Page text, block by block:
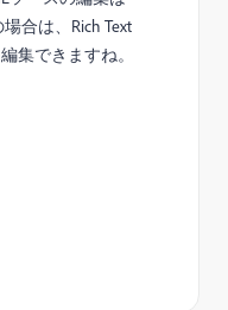
合は、Rich Text
集できますね。